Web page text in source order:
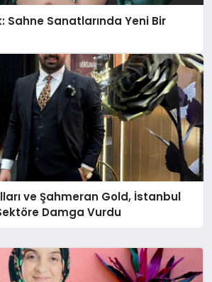
Sahne Sanatlarında Yeni Bir
ve Şahmeran Gold, İstanbul
Damga Vurdu